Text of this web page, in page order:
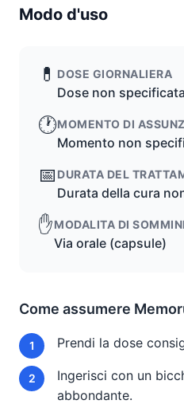
Modo d'uso
💊 DOSE GIORNALIERA
Dose non specificata
🕐MOMENTO DI
Momento non
📅 DURATA DEL
Durata della cura
✋MODALITA DI
Via orale (capsule)
Come assumere
Prendi la dose
Ingerisci con un
abbondante.